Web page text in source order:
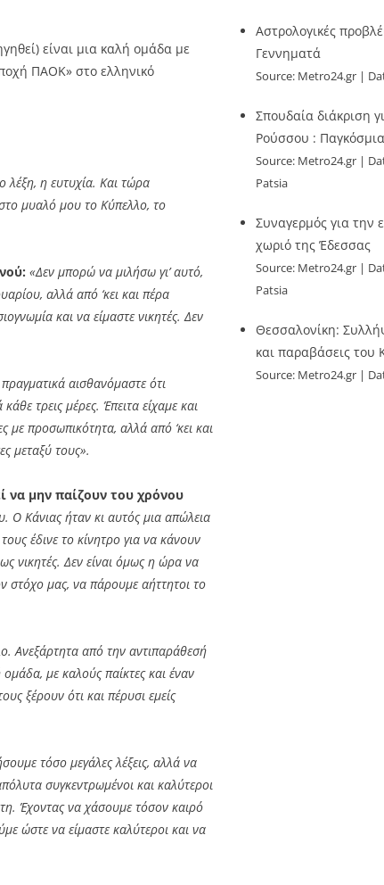
είναι μια καλή ομάδα με
ΠΑΟΚ» στο ελληνικό
λέξη, η ευτυχία. Και τώρα
στο μυαλό μου το Κύπελλο, το
«Δεν μπορώ να μιλήσω γι’ αυτό,
αλλά από ‘κει και πέρα
και να είμαστε νικητές. Δεν
αισθανόμαστε ότι
τρεις μέρες. Έπειτα είχαμε και
με προσωπικότητα, αλλά από ‘κει και
μεταξύ τους».
να μην παίζουν του χρόνου
Κάνιας ήταν κι αυτός μια απώλεια
έδινε το κίνητρο για να κάνουν
νικητές. Δεν είναι όμως η ώρα να
στόχο μας, να πάρουμε αήττητοι το
Ανεξάρτητα από την αντιπαράθεσή
με καλούς παίκτες και έναν
ξέρουν ότι και πέρυσι εμείς
τόσο μεγάλες λέξεις, αλλά να
συγκεντρωμένοι και καλύτεροι
Έχοντας να χάσουμε τόσον καιρό
ώστε να είμαστε καλύτεροι και να
Αστρολογικές
Γεννηματά
Source: Metro24.gr
Σπουδαία διάκριση
Ρούσσου :
Source: Metro24.gr
Patsia
Συναγερμός για την
χωριό της Έδεσσας
Source: Metro24.gr
Patsia
Θεσσαλονίκη:
και παραβάσεις
Source: Metro24.gr